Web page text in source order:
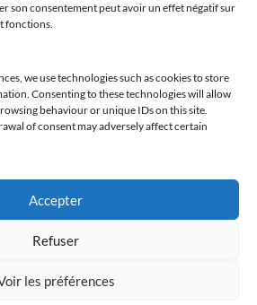
son consentement peut avoir un effet négatif sur
fonctions.
we use technologies such as cookies to store
Consenting to these technologies will allow
behaviour or unique IDs on this site.
of consent may adversely affect certain
Accepter
Refuser
les préférences
BY CLUB AMILCAR